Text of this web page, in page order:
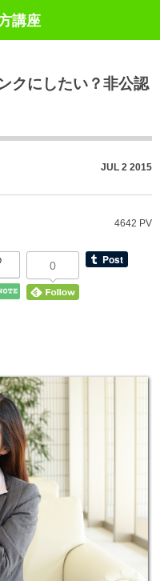
講座
クにしたい？非公認
JUL 2 2015
4642 PV
0